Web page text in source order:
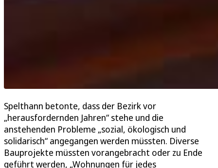
Spelthann betonte, dass der Bezirk vor
„herausfordernden Jahren“ stehe und die
anstehenden Probleme „sozial, ökologisch und
solidarisch“ angegangen werden müssten. Diverse
Bauprojekte müssten vorangebracht oder zu Ende
geführt werden, „Wohnungen für jedes